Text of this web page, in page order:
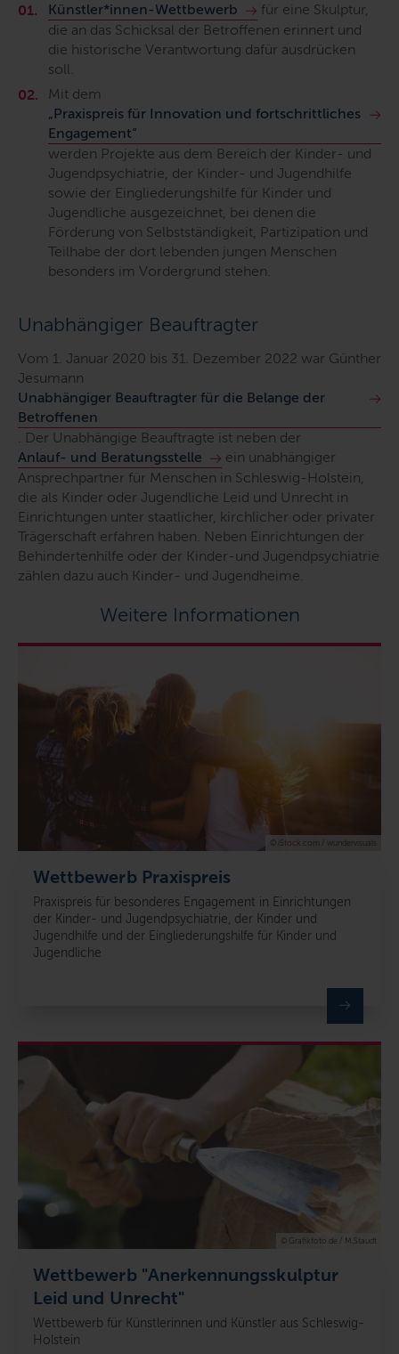
Künstler*innen-Wettbewerb
für eine Skulptur,
die an das Schicksal der Betroffenen erinnert und
die historische Verantwortung dafür ausdrücken
soll.
Mit dem
„Praxispreis für Innovation und fortschrittliches
Engagement“
werden Projekte aus dem Bereich der Kinder- und
Jugendpsychiatrie, der Kinder- und Jugendhilfe
sowie der Eingliederungshilfe für Kinder und
Jugendliche ausgezeichnet, bei denen die
Förderung von Selbstständigkeit, Partizipation und
Teilhabe der dort lebenden jungen Menschen
besonders im Vordergrund stehen.
Unabhängiger Beauftragter
Vom 1. Januar 2020 bis 31. Dezember 2022 war Günther
Jesumann
Unabhängiger Beauftragter für die Belange der
Betroffenen
. Der Unabhängige Beauftragte ist neben der
Anlauf- und Beratungsstelle
ein unabhängiger
Ansprechpartner für Menschen in Schleswig-Holstein,
die als Kinder oder Jugendliche Leid und Unrecht in
Einrichtungen unter staatlicher, kirchlicher oder privater
Trägerschaft erfahren haben. Neben Einrichtungen der
Behindertenhilfe oder der Kinder-und Jugendpsychiatrie
zählen dazu auch Kinder- und Jugendheime.
Weitere Informationen
Wettbewerb Praxispreis
Praxispreis für besonderes Engagement in Einrichtungen
der Kinder- und Jugendpsychiatrie, der Kinder und
Jugendhilfe und der Eingliederungshilfe für Kinder und
Jugendliche
© iStock.com / wundervisuals
Wettbewerb "Anerkennungsskulptur
Leid und Unrecht"
Wettbewerb für Künstlerinnen und Künstler aus Schleswig-
Holstein
© Grafikfoto.de / M.Staudt